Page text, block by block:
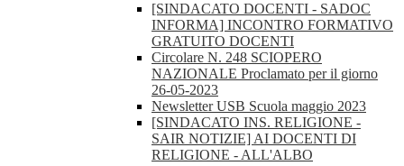
[SINDACATO DOCENTI - SADOC
INFORMA] INCONTRO FORMATIVO
GRATUITO DOCENTI
Circolare N. 248 SCIOPERO
NAZIONALE Proclamato per il giorno
26-05-2023
Newsletter USB Scuola maggio 2023
[SINDACATO INS. RELIGIONE -
SAIR NOTIZIE] AI DOCENTI DI
RELIGIONE - ALL'ALBO